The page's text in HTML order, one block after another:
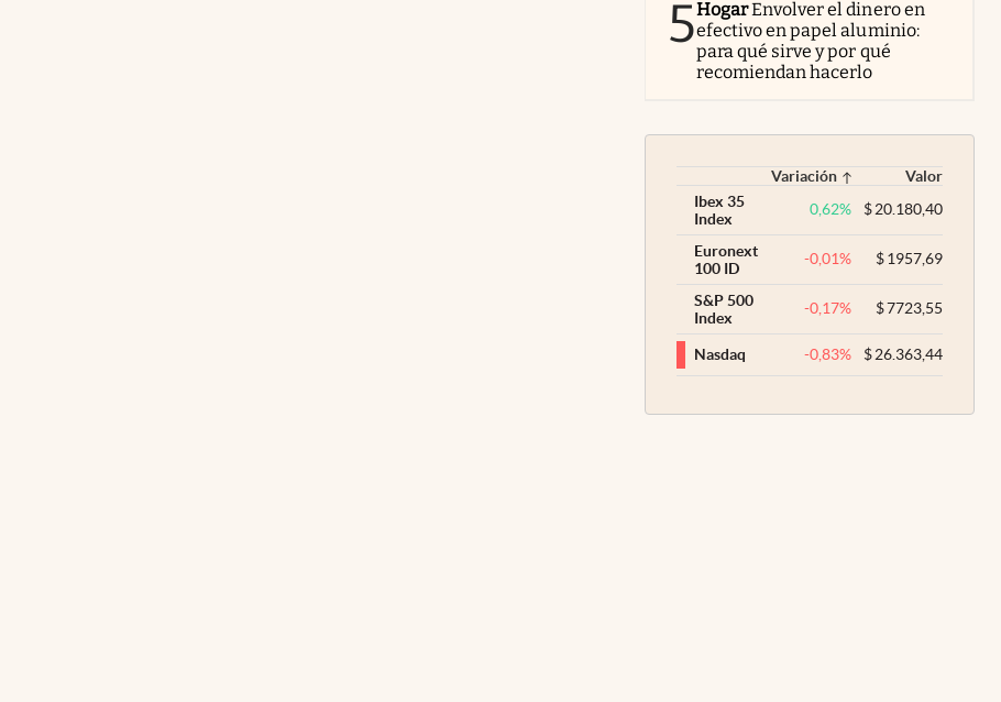
5HogarEnvolver el dinero en
efectivo en papel aluminio:
para qué sirve y por qué
recomiendan hacerlo
Variación
Valor
Ibex 35
Index
0,62% $20.180,40
Euronext
100 ID
-0,01% $1957,69
S&P 500
Index
-0,17% $7723,55
Nasdaq -0,83% $26.363,44